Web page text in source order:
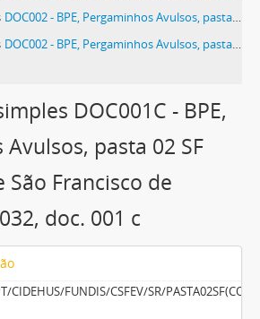
DOC002 - BPE, Pergaminhos Avulsos, pasta 02 SF (Convento de São Francisco de Évora), peça 021, doc. 002
DOC002 - BPE, Pergaminhos Avulsos, pasta 02 SF (Convento de São Francisco de Évora), peça 028, doc. 002
DOC001C - BPE,
pasta 02 SF
São Francisco de
doc. 001 c
CIDEHUS/FUNDIS/CSFEV/SR/